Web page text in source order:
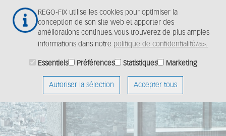
REGO-FIX utilise les cookies pour optimiser la
conception de son site web et apporter des
améliorations continues. Vous trouverez de plus amples
informations dans notre politique de confidentialité/a>.
Essentiels Préférences Statistiques Marketing
Autoriser la sélection Accepter tous
contenu